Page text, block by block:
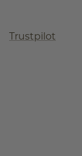
Trustpilot